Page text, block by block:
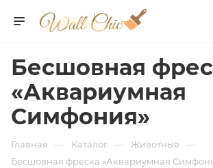
Бесшовная
«Аквариумная
Симфония»
Главная — Каталог — Животные —
Бесшовная фреска «Аквариумная